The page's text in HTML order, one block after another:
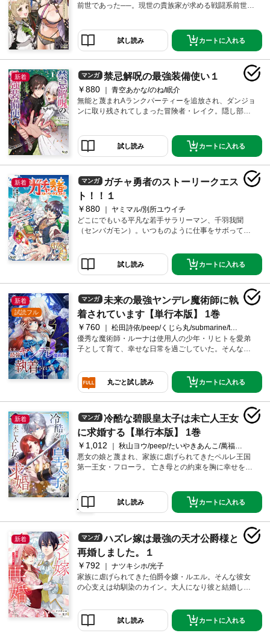
前世であった──。現世の貴族家が求める戦闘系前世で
そうとするロウだったが、旅の途中、鋼鉄の森の中で
聖獣の狼と出会う……!?ハズレ前世と言われた【蒐集
試し読み カートに入れる
新着 マンガ 禁忌解呪の最強装備使い１
￥880
青空あかな/のね/眠介
無能と蔑まれAランクパーティーを追放され、ダンジョ
ンに取り残されてしまった冒険者・レイク。隠し部屋
いがあった――！レイクは唯一のスキル『解呪』で呪
いを打ち消し、チート能力を手に入れる。さらに呪い
見捨てて落ちぶれていく元仲間たちをよそに、規格外
の力で無双していく！
試し読み カートに入れる
新着 マンガ
ガチャ勇者のストーリークエス
ト！！１
￥880
ヤミマル/別所ユウイチ
どこにでもいる平凡な若手サラリーマン、千羽我聞
（センバガモン）。いつものように仕事をサボってス
あらゆる『ガチャ』が引ける謎のスキル『ガチャ・マ
イスター』。しかし、ガチャから出るのは現世で馴染
みのあるお菓子ばかり。期待外れの結果で皇帝の怒り
を買ってしまった我聞は、身柄を引き受けてくれた侯
爵の子息、ティムの護衛として共に亡命の旅に出るこ
とに……すべてが運任せのスキルで、我聞は逆境から
始まる異世界を生き抜けるのか──!?
試し読み カートに入れる
新着
試読フル
マンガ
未来の最強ヤンデレ魔術師に執
着されています【単行本版】 1巻
￥760
松田詩依/peep/くじら丸/submarine/taskey STUDIO
優秀な魔術師・ルーナは使用人の少年・リヒトを愛弟
子として育て、幸せな日常を過ごしていた。そんなあ
その罪全てを被らされてしまうことに。大罪を犯した
として、国外追放を言い渡されたルーナの前に、未来
で大人の姿になったリヒトが助けに現れる。なんと...幼
かった愛弟子は未来で【伝説の魔術師】になってい
た！ルーナは未来の弟子に愛を囁かれ、その体を求め
られてしまうが――！？ヤンデレ化した弟子に翻弄さ
れる、ちょっとエッチな異世界ラブロマンス。
丸ごと試し読み カートに入れる
新着 マンガ
冷酷な碧眼皇太子は未亡人王女
に求婚する【単行本版】 1巻
￥1,012
秋山ヨウ/peep/たいやきあんこ/萬福朝/taskey STUDIO
悪女の娘と蔑まれ、家族に虐げられてきたペルレ王国
第一王女・フローラ。 亡き母との約束を胸に幸せを求
晩、彼女の些細な失敗をきっかけに夫が激昂。 殺され
かけたフローラの目の前に現れたのは、アイゼン帝国
ローラに「俺の妻になるなら、助けてやる」と言って
きて――。
試し読み カートに入れる
新着 マンガ
ハズレ嫁は最強の天才公爵様と
再婚しました。１
￥792
ナツキシホ/光子
家族に虐げられてきた伯爵令嬢・ルエル。そんな彼女
の心支えは幼馴染のカイン。大人になり彼と結婚し、
でも大好きなカインのためと頑張ってきたルエルに、
さらなる不幸が訪れる。カインと実の妹が不貞を働い
試し読み カートに入れる